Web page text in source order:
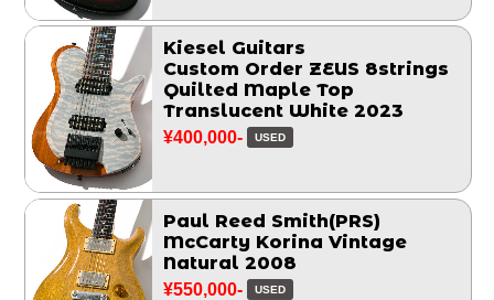
Kiesel Guitars
Custom Order ZEUS 8strings
Quilted Maple Top
Translucent White 2023
¥400,000- USED
Paul Reed Smith(PRS)
McCarty Korina Vintage
Natural 2008
¥550,000- USED